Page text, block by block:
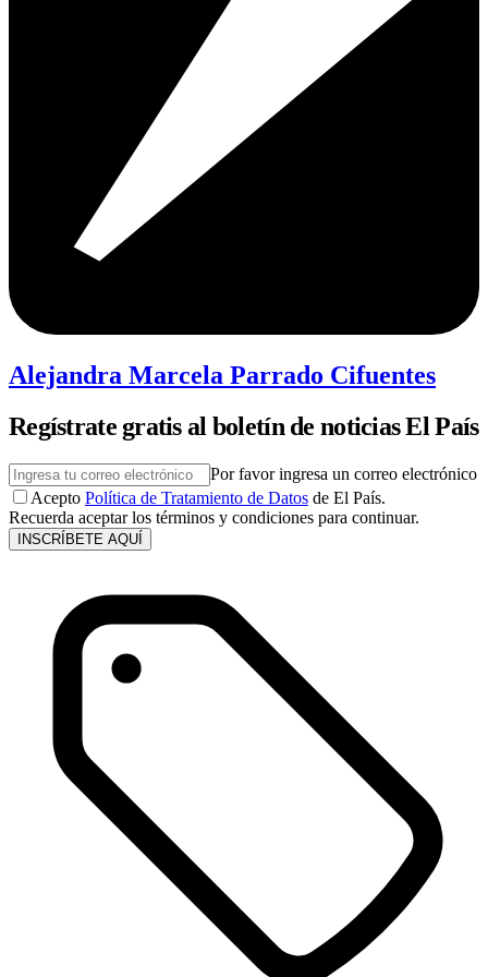
Alejandra Marcela Parrado Cifuentes
Regístrate gratis al boletín de noticias El País
Por favor ingresa un correo electrónico
Acepto Política de Tratamiento de Datos de El País.
Recuerda aceptar los términos y condiciones para continuar.
INSCRÍBETE AQUÍ